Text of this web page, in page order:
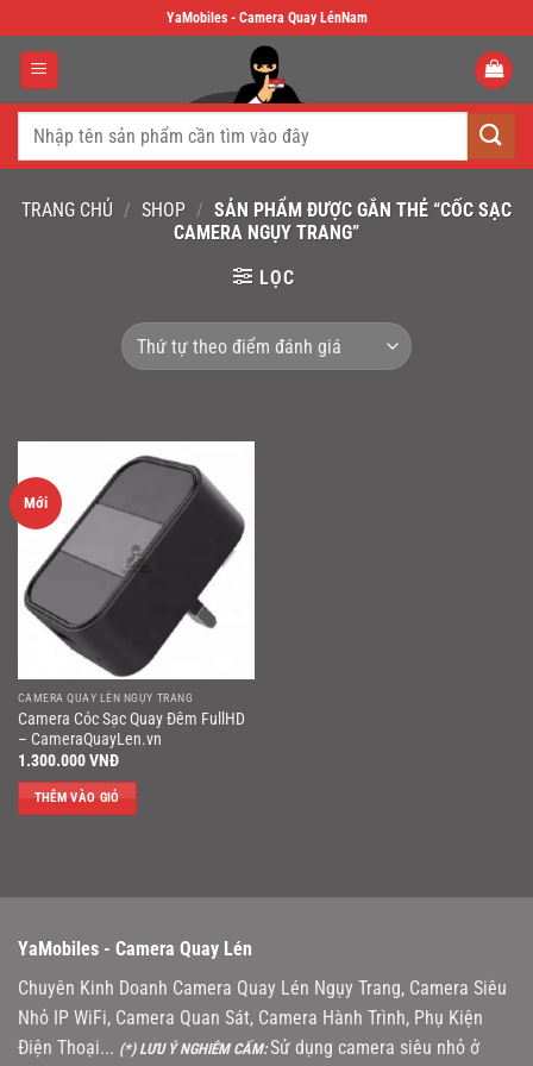
to
content
YaMobiles - Camera Quay LénNam
Tìm
TRANG CHỦ / SHOP / SẢN PHẨM ĐƯỢC GẮN THẺ “CỐC SẠC
CAMERA NGỤY TRANG”
LỌC
Mới
CAMERA QUAY LÉN NGỤY TRANG
Camera Cóc Sạc Quay Đêm FullHD
– CameraQuayLen.vn
1.300.000VNĐ
THÊM VÀO GIỎ
YaMobiles - Camera Quay Lén
Chuyên Kinh Doanh Camera Quay Lén Ngụy Trang, Camera Siêu
Nhỏ IP WiFi, Camera Quan Sát, Camera Hành Trình, Phụ Kiện
Điện Thoại... (*) LƯU Ý NGHIÊM CẤM:Sử dụng camera siêu nhỏ ở